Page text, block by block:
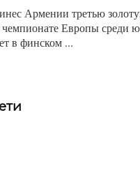
Армении третью
чемпионате Европы среди
в финском ...